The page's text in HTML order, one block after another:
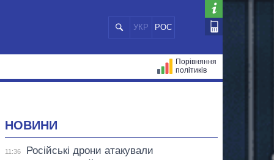
УКР РОС
Порівняння
політиків
НОВИНИ
11:36
Російські дрони атакували